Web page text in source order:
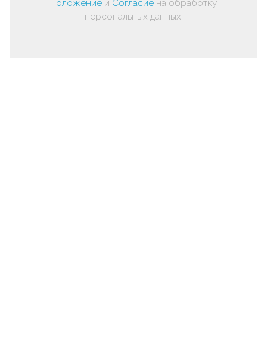
Положение и Согласие на обработку
персональных данных.